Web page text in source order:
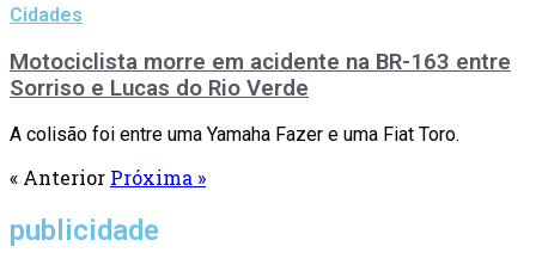
Cidades
Motociclista morre em acidente na BR-163 entre
Sorriso e Lucas do Rio Verde
A colisão foi entre uma Yamaha Fazer e uma Fiat Toro.
« Anterior Próxima »
publicidade